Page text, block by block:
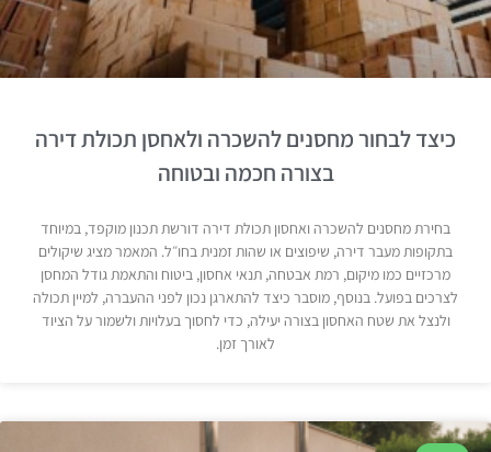
כיצד לבחור מחסנים להשכרה ולאחסן תכולת דירה
בצורה חכמה ובטוחה
בחירת מחסנים להשכרה ואחסון תכולת דירה דורשת תכנון מוקפד, במיוחד
בתקופות מעבר דירה, שיפוצים או שהות זמנית בחו״ל. המאמר מציג שיקולים
מרכזיים כמו מיקום, רמת אבטחה, תנאי אחסון, ביטוח והתאמת גודל המחסן
לצרכים בפועל. בנוסף, מוסבר כיצד להתארגן נכון לפני ההעברה, למיין תכולה
ולנצל את שטח האחסון בצורה יעילה, כדי לחסוך בעלויות ולשמור על הציוד
לאורך זמן.